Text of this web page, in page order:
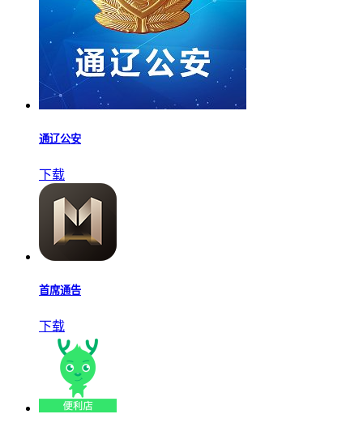
通辽公安
下载
首席通告
下载